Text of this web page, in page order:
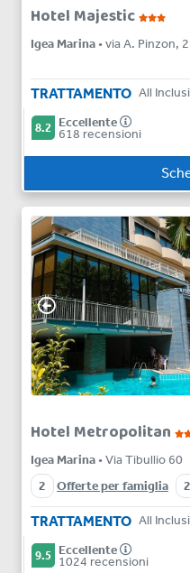
Hotel Majestic
Igea Marina • via A. Pinzon,
TRATTAMENTO
8.2 Eccellente
618 recensioni
Hotel Metropolitan
Igea Marina • Via Tibullio 60
2
Offerte per famiglia 2
TRATTAMENTO All
9.5 Eccellente
1024 recensioni